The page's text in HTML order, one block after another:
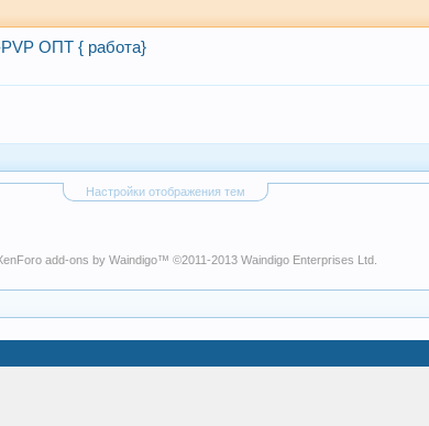
ОПТ { работа}
Настройки отображения тем
add-ons by Waindigo™ ©2011-2013 Waindigo Enterprises Ltd.